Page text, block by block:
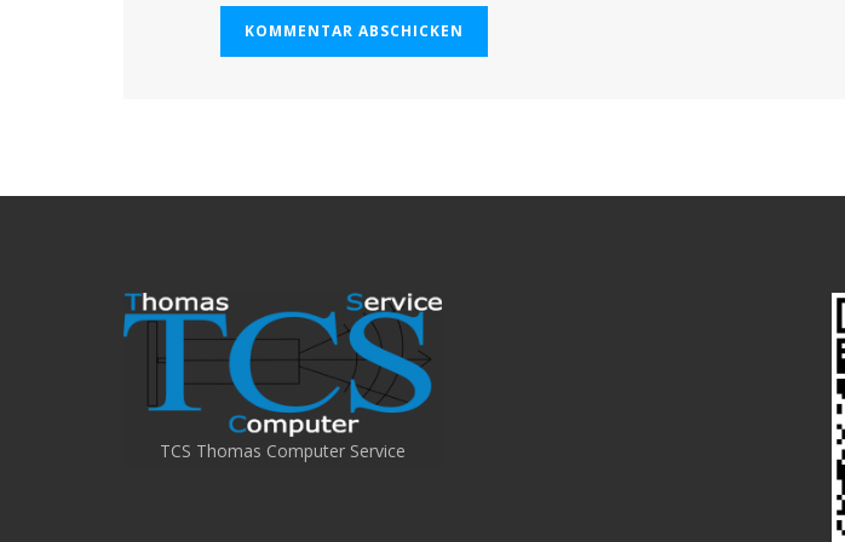
TCS Thomas Computer Service